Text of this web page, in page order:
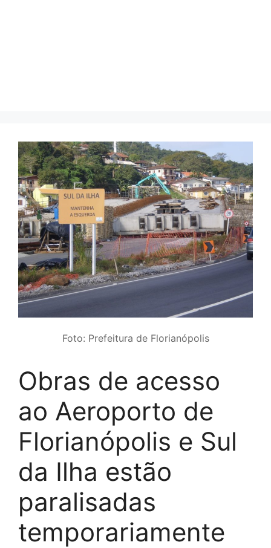
Foto: Prefeitura de Florianópolis
Obras de acesso
ao Aeroporto de
Florianópolis e Sul
da Ilha estão
paralisadas
temporariamente